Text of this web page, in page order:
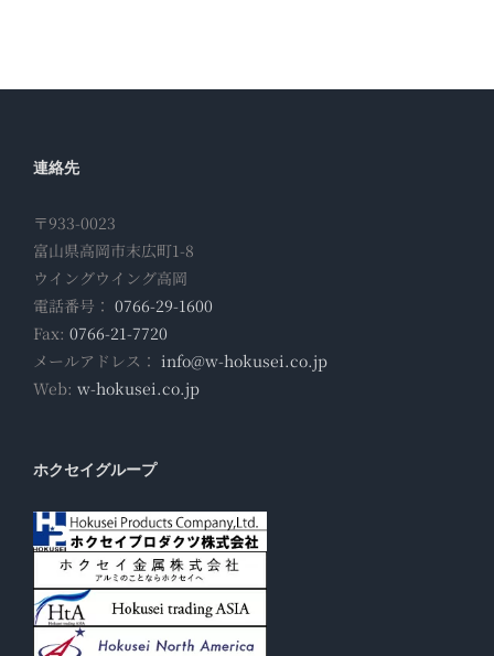
連絡先
〒933-0023
富山県高岡市末広町1-8
ウイングウイング高岡
電話番号： 0766-29-1600
Fax: 0766-21-7720
メールアドレス： info@w-hokusei.co.jp
Web: w-hokusei.co.jp
ホクセイグループ